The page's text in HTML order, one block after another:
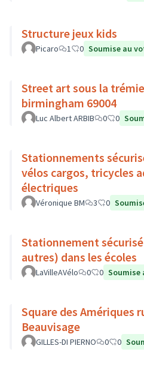
Structure jeux kids
Picaro 1 0 Soumise au
Street art sous la
birmingham 69004
Luc Albert ARBIB 0 0
Stationnements
vélos cargos, tricycles
électriques
Véronique BM 3 0
Stationnement
autres) dans les écoles
LaVilleAVélo 0 0 Soumise
Square des Amériques
Beauvisage
GILLES-DI PIERNO 0 0